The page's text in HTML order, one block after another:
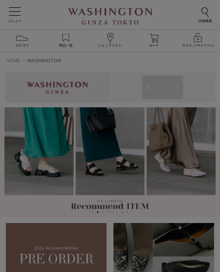
メニュー 詳細検索
カテゴリ 商品一覧 ショップリスト カート ログイン/マイページ
HOME WASHINGTON
PREV